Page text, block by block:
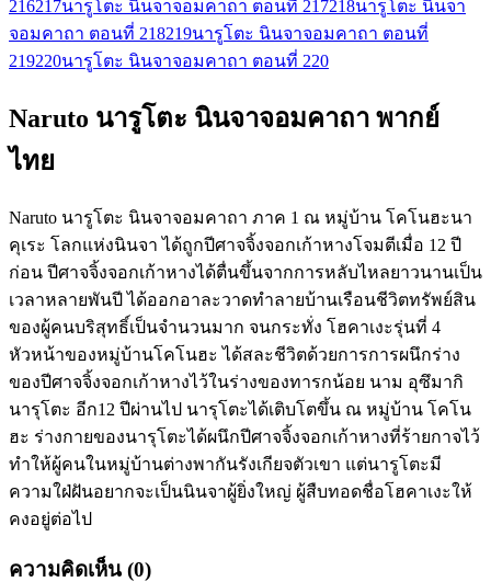
216217นารูโตะ นินจาจอมคาถา ตอนที่ 217218นารูโตะ นินจา
จอมคาถา ตอนที่ 218219นารูโตะ นินจาจอมคาถา ตอนที่
219220นารูโตะ นินจาจอมคาถา ตอนที่ 220
Naruto นารูโตะ นินจาจอมคาถา พากย์
ไทย
Naruto นารูโตะ นินจาจอมคาถา ภาค 1 ณ หมู่บ้าน โคโนฮะนา
คุเระ โลกแห่งนินจา ได้ถูกปีศาจจิ้งจอกเก้าหางโจมตีเมื่อ 12 ปี
ก่อน ปีศาจจิ้งจอกเก้าหางได้ตื่นขึ้นจากการหลับไหลยาวนานเป็น
เวลาหลายพันปี ได้ออกอาละวาดทำลายบ้านเรือนชีวิตทรัพย์สิน
ของผู้คนบริสุทธิ์เป็นจำนวนมาก จนกระทั่ง โฮคาเงะรุ่นที่ 4
หัวหน้าของหมู่บ้านโคโนฮะ ได้สละชีวิตด้วยการการผนึกร่าง
ของปีศาจจิ้งจอกเก้าหางไว้ในร่างของทารกน้อย นาม อุซึมากิ
นารุโตะ อีก12 ปีผ่านไป นารุโตะได้เติบโตขึ้น ณ หมู่บ้าน โคโน
ฮะ ร่างกายของนารุโตะได้ผนึกปีศาจจิ้งจอกเก้าหางที่ร้ายกาจไว้
ทำให้ผู้คนในหมู่บ้านต่างพากันรังเกียจตัวเขา แต่นารูโตะมี
ความใฝ่ฝันอยากจะเป็นนินจาผู้ยิ่งใหญ่ ผู้สืบทอดชื่อโฮคาเงะให้
คงอยู่ต่อไป
ความคิดเห็น (0)